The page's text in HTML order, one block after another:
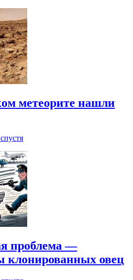
метеорите нашли
проблема —
клонированных овец